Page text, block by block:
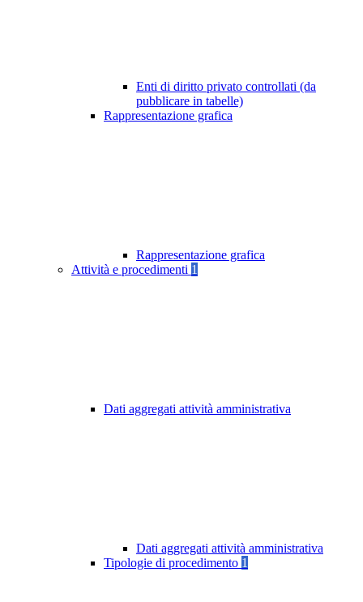
Enti di diritto privato controllati (da
pubblicare in tabelle)
Rappresentazione grafica
Rappresentazione grafica
Attività e procedimenti 1
Dati aggregati attività amministrativa
Dati aggregati attività amministrativa
Tipologie di procedimento 1